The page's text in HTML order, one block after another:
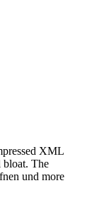
XML
bloat. The
und more